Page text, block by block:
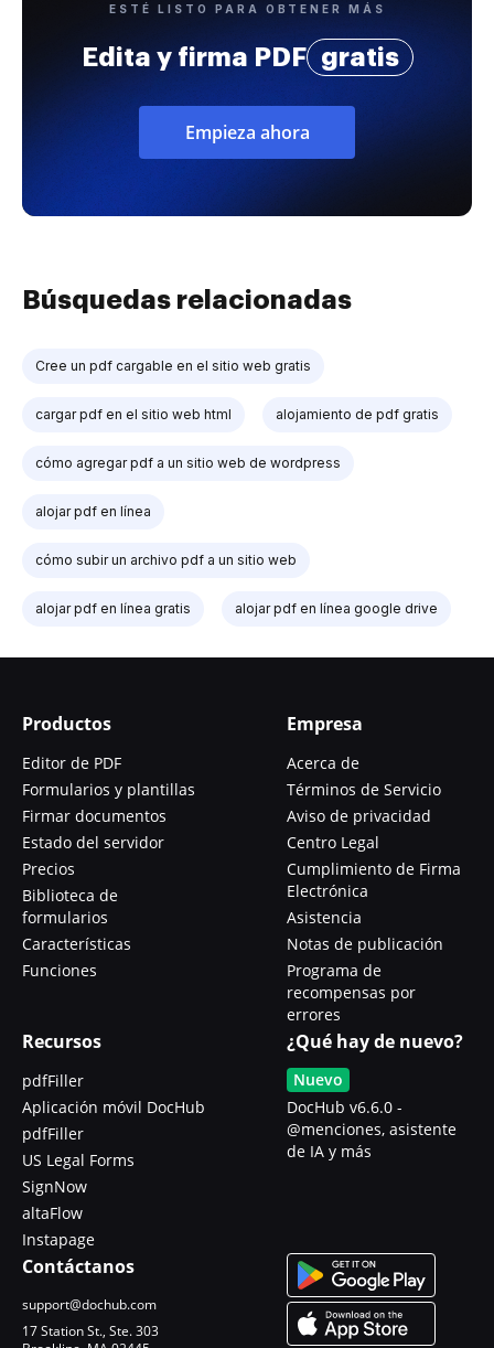
ESTÉ LISTO PARA OBTENER MÁS
Edita y firma PDF gratis
Empieza ahora
Búsquedas relacionadas
Cree un pdf cargable en el sitio web gratis
cargar pdf en el sitio web html alojamiento de pdf gratis
cómo agregar pdf a un sitio web de wordpress
alojar pdf en línea
cómo subir un archivo pdf a un sitio web
alojar pdf en línea gratis alojar pdf en línea google drive
Productos
Editor de PDF
Formularios y plantillas
Firmar documentos
Estado del servidor
Precios
Biblioteca de
formularios
Características
Funciones
Empresa
Acerca de
Términos de Servicio
Aviso de privacidad
Centro Legal
Cumplimiento de Firma
Electrónica
Asistencia
Notas de publicación
Programa de
recompensas por
errores
Recursos
pdfFiller
Aplicación móvil DocHub
pdfFiller
US Legal Forms
SignNow
altaFlow
Instapage
¿Qué hay de nuevo?
Nuevo
DocHub v6.6.0 -
@menciones, asistente
de IA y más
Contáctanos
support@dochub.com
17 Station St., Ste. 303